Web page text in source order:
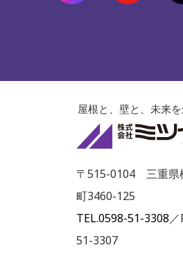
屋根と、壁と、未来を
〒515-0104 三重県
町3460-125
TEL.0598-51-3308
51-3307